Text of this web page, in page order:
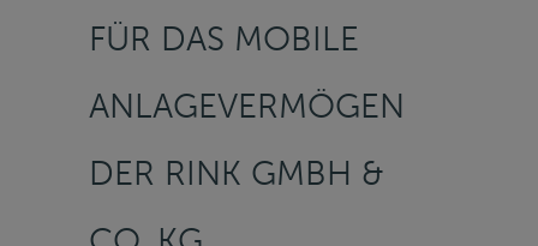
FÜR DAS MOBILE
ANLAGEVERMÖGEN
DER RINK GMBH &